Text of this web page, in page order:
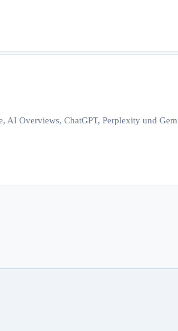
AI Overviews, ChatGPT, Perplexity und